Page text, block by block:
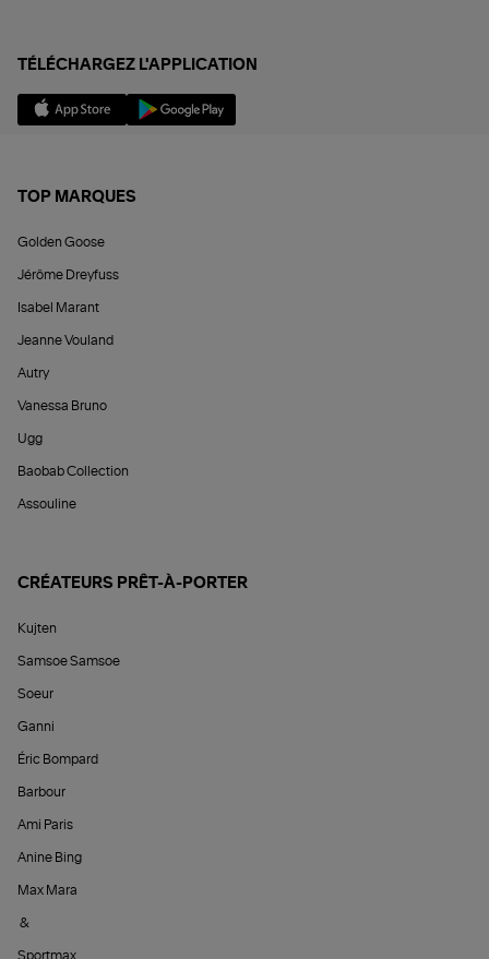
TÉLÉCHARGEZ L'APPLICATION
TOP MARQUES
Golden Goose
Jérôme Dreyfuss
Isabel Marant
Jeanne Vouland
Autry
Vanessa Bruno
Ugg
Baobab Collection
Assouline
CRÉATEURS PRÊT-À-PORTER
Kujten
Samsoe Samsoe
Soeur
Ganni
Éric Bompard
Barbour
Ami Paris
Anine Bing
Max Mara
&
Sportmax